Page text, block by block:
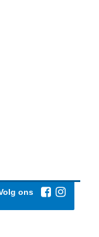
ons